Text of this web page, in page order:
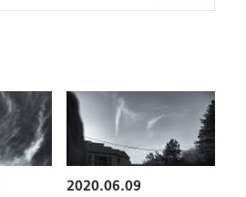
2020.06.09